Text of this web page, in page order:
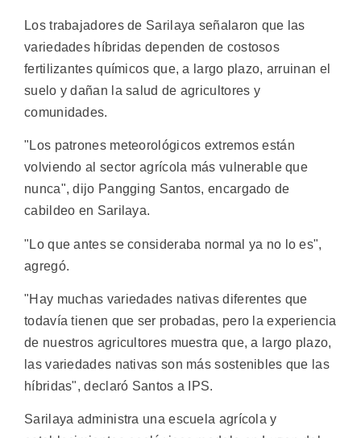
Los trabajadores de Sarilaya señalaron que las
variedades híbridas dependen de costosos
fertilizantes químicos que, a largo plazo, arruinan el
suelo y dañan la salud de agricultores y
comunidades.
"Los patrones meteorológicos extremos están
volviendo al sector agrícola más vulnerable que
nunca", dijo Pangging Santos, encargado de
cabildeo en Sarilaya.
"Lo que antes se consideraba normal ya no lo es",
agregó.
"Hay muchas variedades nativas diferentes que
todavía tienen que ser probadas, pero la experiencia
de nuestros agricultores muestra que, a largo plazo,
las variedades nativas son más sostenibles que las
híbridas", declaró Santos a IPS.
Sarilaya administra una escuela agrícola y